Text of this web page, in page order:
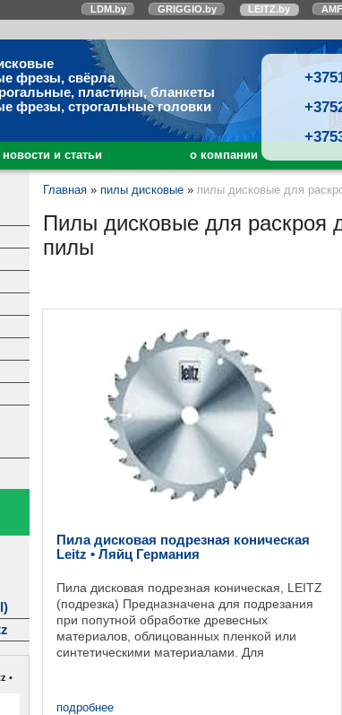
LDM.by GRIGGIO.by LEITZ.by
фрезы, свёрла
пластины, бланкеты
фрезы, строгальные головки
новости и статьи о компании
•
Главная » пилы дисковые » пилы дисковые для
Пилы дисковые для раскроя
пилы
Пила дисковая подрезная коническая
Leitz • Ляйц Германия
Пила дисковая подрезная коническая, LEITZ
(подрезка) Предназначена для подрезания
при попутной обработке древесных
материалов, облицованных пленкой или
синтетическими материалами. Для
подробнее